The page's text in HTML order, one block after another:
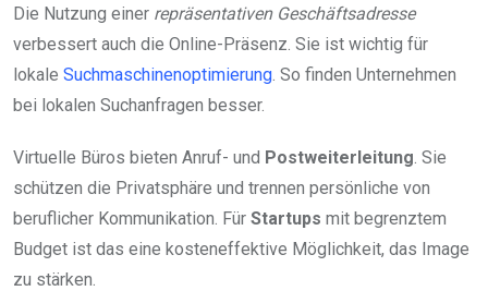
Die Nutzung einer repräsentativen Geschäftsadresse
verbessert auch die Online-Präsenz. Sie ist wichtig für
lokale Suchmaschinenoptimierung. So finden Unternehmen
bei lokalen Suchanfragen besser.
Virtuelle Büros bieten Anruf- und Postweiterleitung. Sie
schützen die Privatsphäre und trennen persönliche von
beruflicher Kommunikation. Für Startups mit begrenztem
Budget ist das eine kosteneffektive Möglichkeit, das Image
zu stärken.